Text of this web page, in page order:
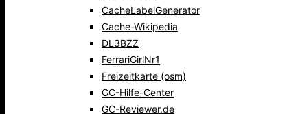
CacheLabelGenerator
Cache-Wikipedia
DL3BZZ
FerrariGirlNr1
Freizeitkarte (osm)
GC-Hilfe-Center
GC-Reviewer.de